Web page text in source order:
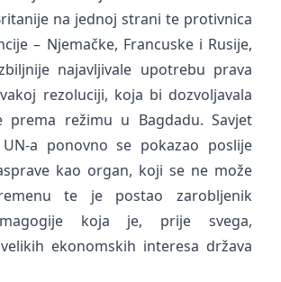
na jednoj strani te protivnica
– Njemačke, Francuske i Rusije,
najavljivale upotrebu prava
rezoluciji, koja bi dozvoljavala
prema režimu u Bagdadu. Savjet
a ponovno se pokazao poslije
kao organ, koji se ne može
te je postao zarobljenik
koja je, prije svega,
ekonomskih interesa država